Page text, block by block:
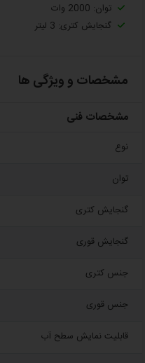
توان: 2000 وات
گنجایش کتری: 3 لیتر
مشخصات و ویژگی ها
مشخصات فنی
نوع
توان
گنجایش کتری
گنجایش قوری
جنس کتری
جنس قوری
قابلیت نمایش سطح آب